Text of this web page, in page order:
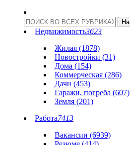
Недвижимость3623
Жилая (1878)
Новостройки (31)
Дома (154)
Коммерческая (286)
Дачи (453)
Гаражи, погреба (607)
Земля (201)
Работа7413
Вакансии (6939)